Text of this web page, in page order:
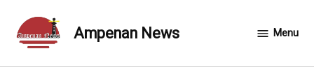
content
Ampenan News Menu